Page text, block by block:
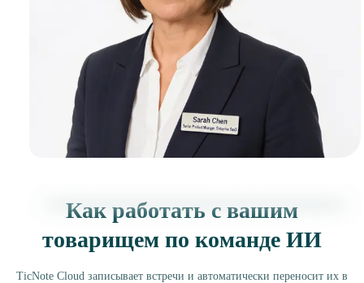
Как работать с вашим
товарищем по команде ИИ
TicNote Cloud записывает встречи и автоматически переносит их в